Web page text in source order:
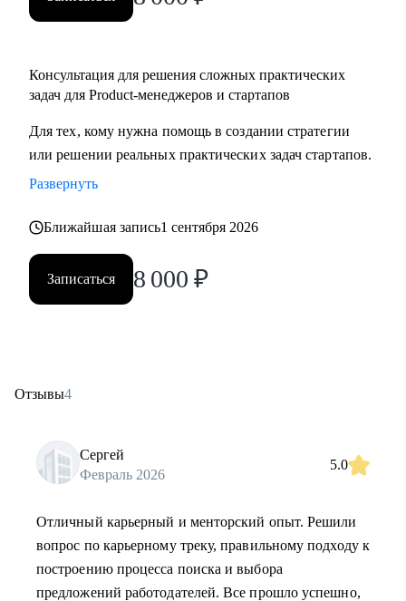
Консультация для решения сложных практических
задач для Product-менеджеров и стартапов
Для тех, кому нужна помощь в создании стратегии
или решении реальных практических задач стартапов.
Развернуть
Ближайшая запись1 сентября 2026
Записаться 8 000 ₽
Отзывы4
Сергей
Февраль 2026
5.0
Отличный карьерный и менторский опыт. Решили
вопрос по карьерному треку, правильному подходу к
построению процесса поиска и выбора
предложений работодателей. Все прошло успешно,